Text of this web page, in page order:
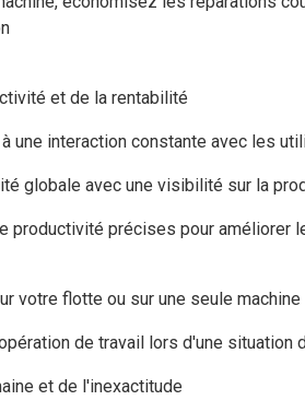
et de la rentabilité
une interaction constante avec les
globale avec une visibilité sur la
productivité précises pour améliorer
votre flotte ou sur une seule
de travail lors d'une situation
et de l'inexactitude